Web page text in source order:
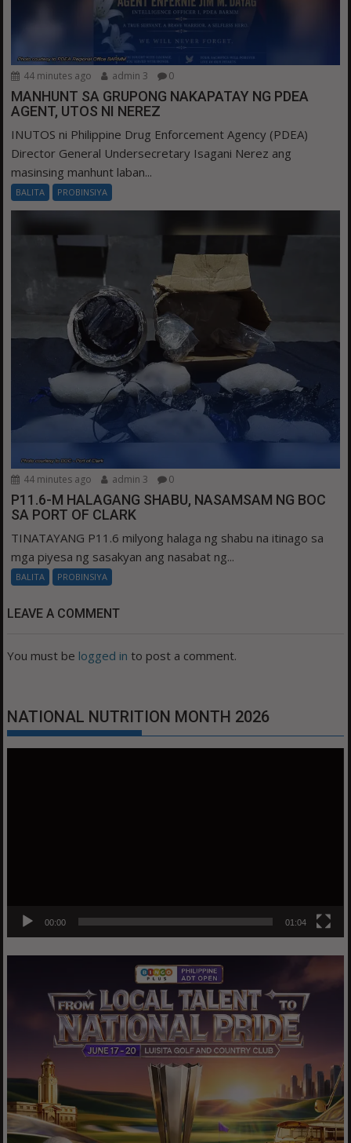
44 minutes ago admin 3 0
MANHUNT SA GRUPONG NAKAPATAY NG PDEA
AGENT, UTOS NI NEREZ
INUTOS ni Philippine Drug Enforcement Agency (PDEA)
Director General Undersecretary Isagani Nerez ang
masinsing manhunt laban...
BALITA PROBINSIYA
44 minutes ago admin 3 0
P11.6-M HALAGANG SHABU, NASAMSAM NG BOC
SA PORT OF CLARK
TINATAYANG P11.6 milyong halaga ng shabu na itinago sa
mga piyesa ng sasakyan ang nasabat ng...
BALITA PROBINSIYA
LEAVE A COMMENT
You must be logged in to post a comment.
NATIONAL NUTRITION MONTH 2026
00:00 01:04